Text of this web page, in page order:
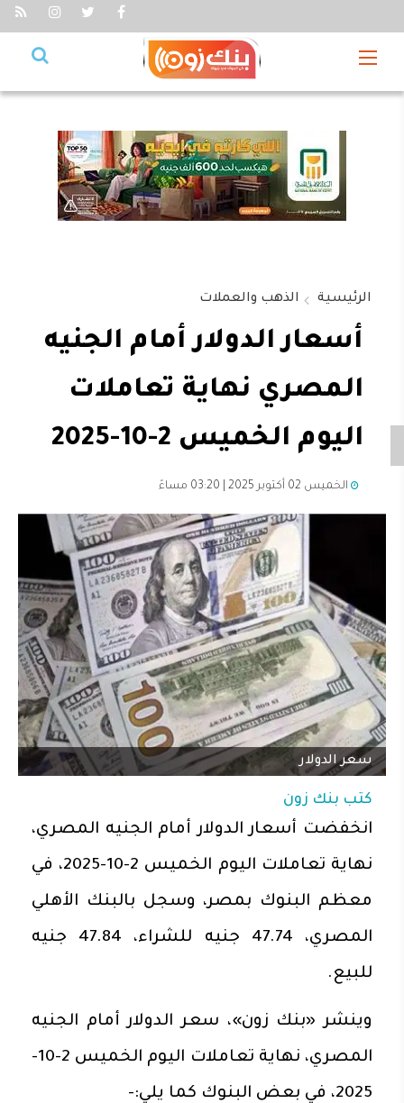
الرئيسية الذهب والعملات
أسعار الدولار أمام الجنيه
المصري نهاية تعاملات
اليوم الخميس 2-10-2025
الخميس 02 أكتوبر 2025 | 03:20 مساءً
سعر الدولار
كتب بنك زون
انخفضت أسعار الدولار أمام الجنيه المصري،
نهاية تعاملات اليوم الخميس 2-10-2025، في
معظم البنوك بمصر، وسجل بالبنك الأهلي
المصري، 47.74 جنيه للشراء، 47.84 جنيه
للبيع.
وينشر «بنك زون»، سعر الدولار أمام الجنيه
المصري، نهاية تعاملات اليوم الخميس 2-10-
2025، في بعض البنوك كما يلي:-